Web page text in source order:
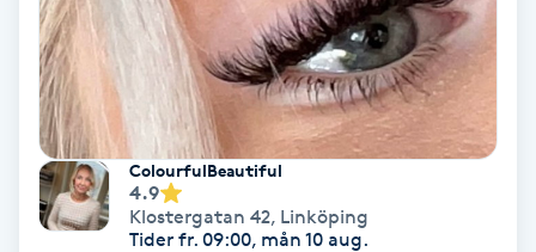
Damklippning
Dermapen
Diamantslipning
ColourfulBeautiful
4.9
Klostergatan 42, Linköping
Tider fr. 09:00, mån 10 aug.